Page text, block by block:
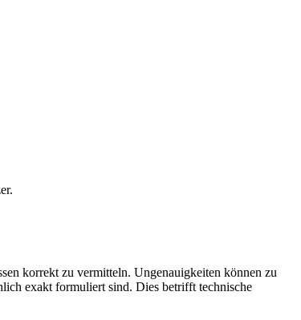
korrekt zu vermitteln. Ungenauigkeiten können zu
exakt formuliert sind. Dies betrifft technische